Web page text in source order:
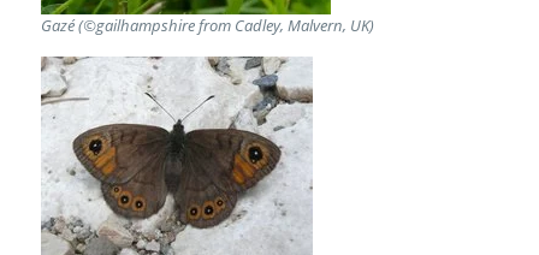
Gazé (©gailhampshire from Cadley, Malvern, UK)